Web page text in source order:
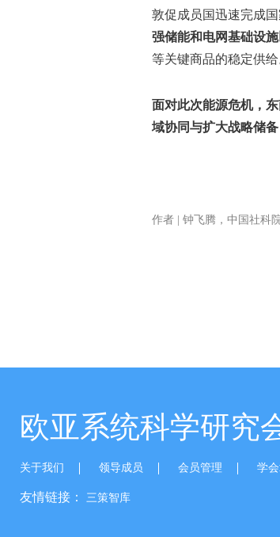
敦促成员国迅速完成
强储能和电网基础设
等关键商品的稳定供给
面对此次能源危机，
域协同与扩大战略储
作者 | 钟飞腾，中国社科
欧亚系统科学研究
关于我们 领导成员 会员管理 学
友情链接： 三策智库